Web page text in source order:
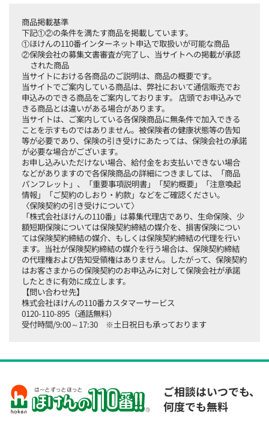
商品掲載基準
下記①②の条件を満たす商品を掲載しています。
①ほけんの110番インターネット申込で取扱いが可能な商品
②保険会社の募集文書審査が完了し、当サイトへの掲載が承認
された商品
当サイトにおける各商品のご説明は、商品の概要です。
当サイトでご案内している商品は、弊社において通信販売でお
申込みのできる商品をご案内しております。 店頭でお申込みで
きる商品とは違いがある場合があります。
当サイトは、ご案内している各保険商品に無条件で加入できる
ことを示すものではありません。被保険者の健康状態等の告知
等が必要であり、保険の引き受けにあたっては、保険会社の承諾
が必要な場合がございます。
お申し込みいただけない場合、給付金をお支払いできない場合
などがありますので各保険商品の詳細につきましては、「商品
パンフレット」、「重要事項説明書」「契約概要」「注意喚起
情報」「ご契約のしおり・約款」などをご確認ください。
〈保険契約の引き受けについて〉
「株式会社ほけんの110番」は募集代理店であり、生命保険、少
額短期保険については保険契約締結の媒介を、損害保険につい
ては保険契約締結の媒介、もしくは保険契約締結の代理を行い
ます。当社が保険契約締結の媒介を行う場合は、保険契約締結
の代理権および告知受領権はありません。したがって、保険契約
はお客さまからの保険契約のお申込みに対して保険会社が承諾
したときに有効に成立します。
【問い合わせ先】
株式会社ほけんの110番カスタマーサービス
0120-110-895（通話無料）
受付時間/9:00～17:30 ※土日祝日も承っております
ご相談はいつでも、
何度でも無料